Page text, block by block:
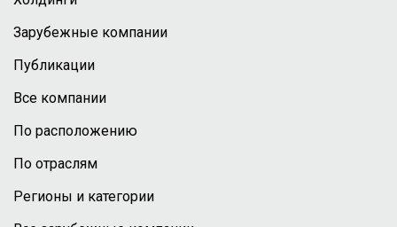
Зарубежные компании
Публикации
Все компании
По расположению
По отраслям
Регионы и категории